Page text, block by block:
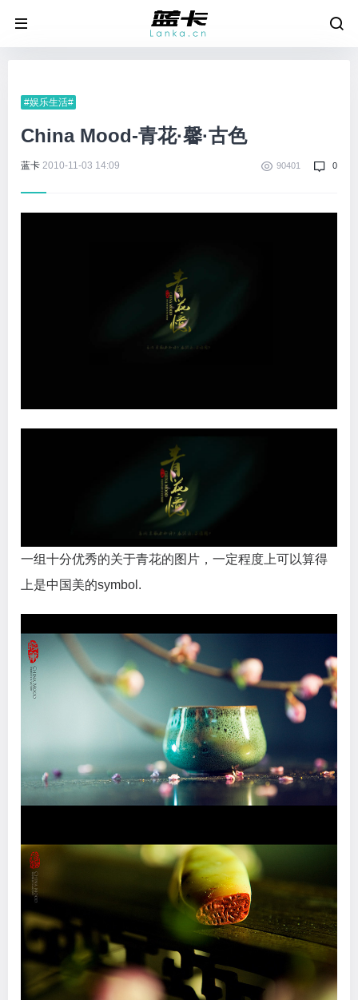
#娱乐生活#
China Mood-青花·馨·古色
蓝卡 2010-11-03 14:09 90401 0
一组十分优秀的关于青花的图片，一定程度上可以算得
上是中国美的symbol.